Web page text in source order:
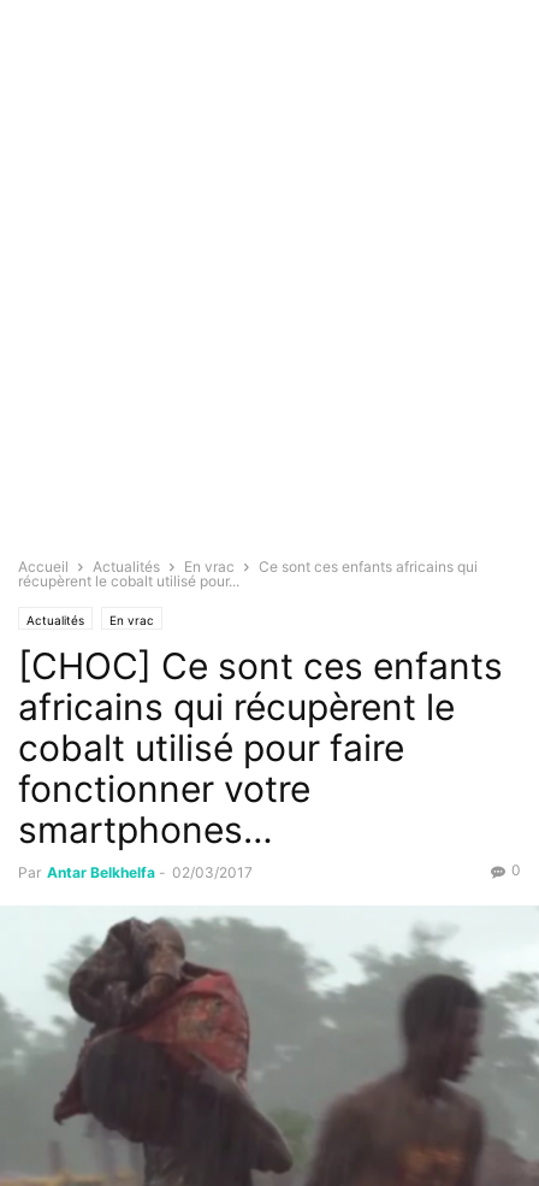
Accueil Actualités En vrac
Ce sont ces enfants africains qui
récupèrent le cobalt utilisé pour...
Actualités En vrac
[CHOC] Ce sont ces enfants
africains qui récupèrent le
cobalt utilisé pour faire
fonctionner votre
smartphones…
Par Antar Belkhelfa - 02/03/2017 0